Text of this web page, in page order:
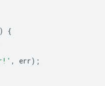
)
{
, err);